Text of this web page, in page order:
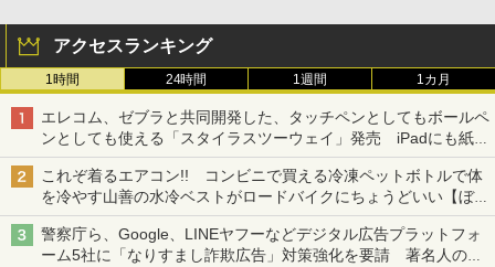
アクセスランキング
1時間 24時間 1週間 1カ月
エレコム、ゼブラと共同開発した、タッチペンとしてもボールペ
ンとしても使える「スタイラスツーウェイ」発売 iPadにも紙に
も、持ち替えずに書き込める
これぞ着るエアコン!! コンビニで買える冷凍ペットボトルで体
を冷やす山善の水冷ベストがロードバイクにちょうどいい【ぼっ
ち・ざ・ろーど！その14】【空いた時間でなにしてる？】
警察庁ら、Google、LINEヤフーなどデジタル広告プラットフォ
ーム5社に「なりすまし詐欺広告」対策強化を要請 著名人の写